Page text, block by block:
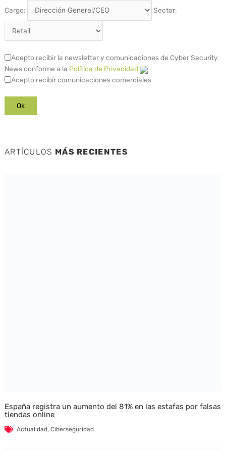
Cargo: Sector:
Acepto recibir la newsletter y comunicaciones de Cyber Security
News conforme a la Política de Privacidad
Acepto recibir comunicaciones comerciales
ARTÍCULOS MÁS RECIENTES
España registra un aumento del 81% en las estafas por falsas
tiendas online
Actualidad, Ciberseguridad